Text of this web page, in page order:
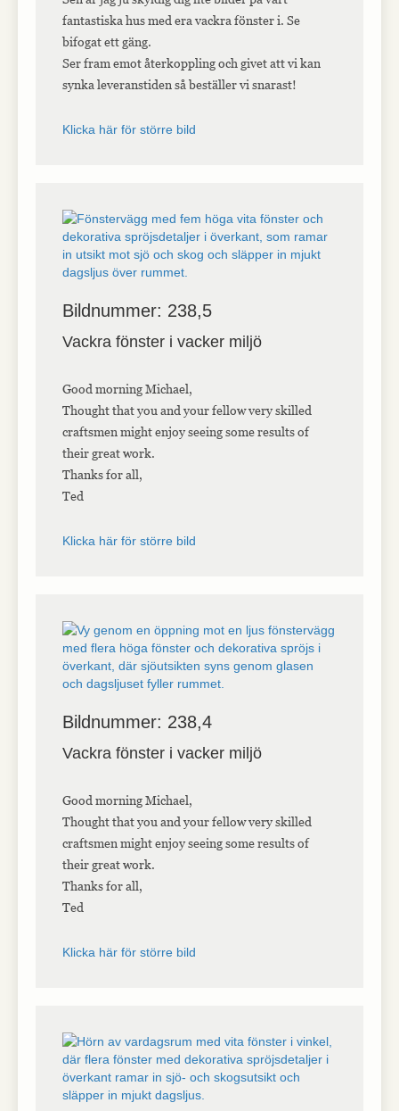
fantastiska hus med era vackra fönster i. Se
bifogat ett gäng.
Ser fram emot återkoppling och givet att vi kan
synka leveranstiden så beställer vi snarast!
Klicka här för större bild
Bildnummer: 238,5
Vackra fönster i vacker miljö
Good morning Michael,
Thought that you and your fellow very skilled
craftsmen might enjoy seeing some results of
their great work.
Thanks for all,
Ted
Klicka här för större bild
Bildnummer: 238,4
Vackra fönster i vacker miljö
Good morning Michael,
Thought that you and your fellow very skilled
craftsmen might enjoy seeing some results of
their great work.
Thanks for all,
Ted
Klicka här för större bild